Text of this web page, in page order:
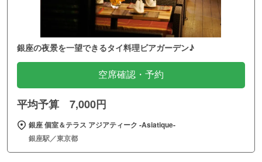
銀座の夜景を一望できるタイ料理ビアガーデン♪
空席確認・予約
平均予算 7,000円
銀座 個室＆テラス アジアティーク ‐Asiatique‐
銀座駅／東京都